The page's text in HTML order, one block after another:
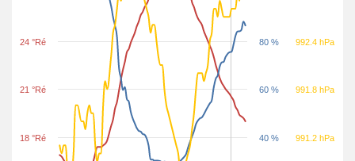
18 °Ré
21 °Ré
24 °Ré
40 %
60 %
80 %
991.2 hPa
991.8 hPa
992.4 hPa